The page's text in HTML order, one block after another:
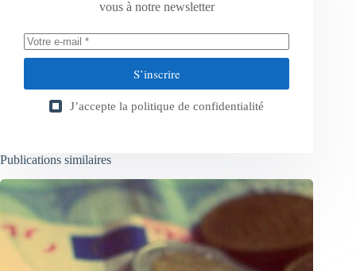
vous à notre newsletter
S’inscrire
J’accepte la politique de confidentialité
Publications similaires